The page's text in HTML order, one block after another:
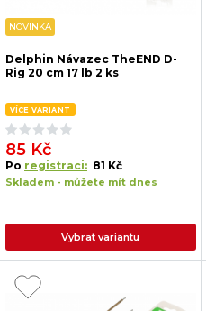
NOVINKA
Delphin Návazec TheEND D-
Rig 20 cm 17 lb 2 ks
VÍCE VARIANT
85 Kč
Po registraci: 81 Kč
Skladem - můžete mít dnes
Vybrat variantu